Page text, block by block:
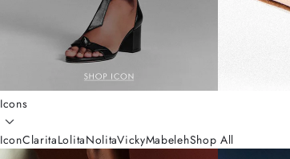
Icons
IconClaritaLolitaNolitaVickyMabelehShop All